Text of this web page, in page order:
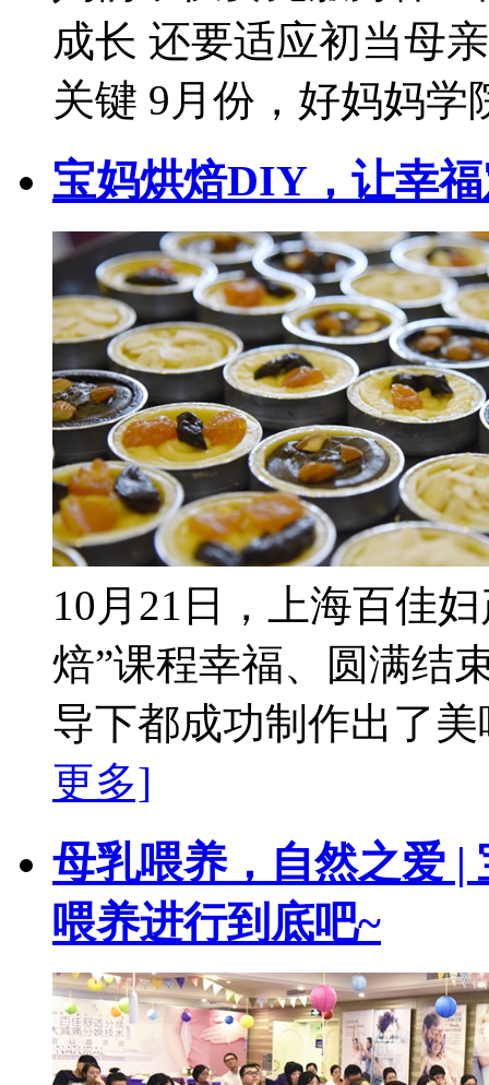
成长 还要适应初当母
关键 9月份，好妈妈学
宝妈烘焙DIY，让幸
10月21日，上海百佳
焙”课程幸福、圆满结
导下都成功制作出了
更多]
母乳喂养，自然之爱 |
喂养进行到底吧~